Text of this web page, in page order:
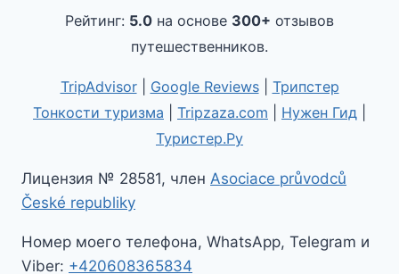
Рейтинг: 5.0 на основе 300+ отзывов
путешественников.
TripAdvisor| Google Reviews| Трипстер
Тонкости туризма
Tripzaza.com Нужен Гид
Туристер.Ру
Лицензия № 28581, член Asociace průvodců
České republiky
Номер моего телефона, WhatsApp, Telegram и
Viber: +420608365834